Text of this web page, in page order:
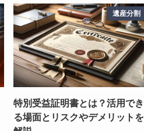
遺産分割
特別受益証明書とは？活用でき
る場面とリスクやデメリットを